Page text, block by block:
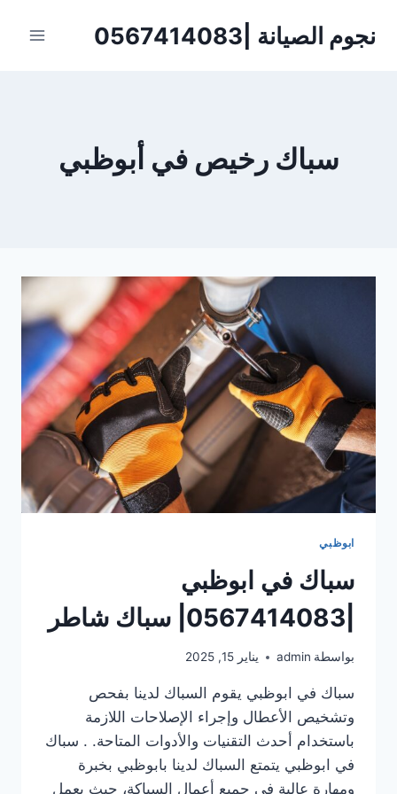
نجوم الصيانة |0567414083
سباك رخيص في أبوظبي
ابوظبي
سباك في ابوظبي
بواسطة admin يناير 15, 2025
سباك في ابوظبي يقوم السباك لدينا بفحص
وتشخيص الأعطال وإجراء الإصلاحات اللازمة
باستخدام أحدث التقنيات والأدوات المتاحة. . سباك
في ابوظبي يتمتع السباك لدينا بابوظبي بخبرة
ومهارة عالية في جميع أعمال السباكة، حيث يعمل